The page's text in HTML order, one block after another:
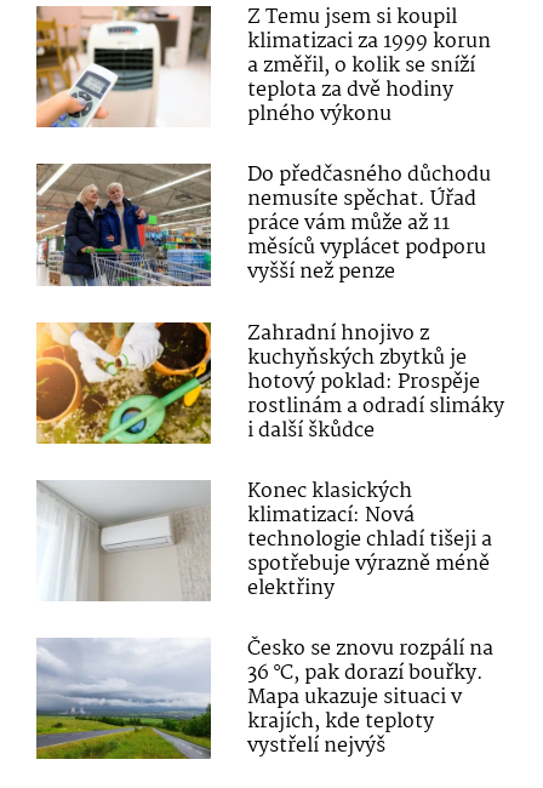
Z Temu jsem si koupil
klimatizaci za 1999 korun
a změřil, o kolik se sníží
teplota za dvě hodiny
plného výkonu
Do předčasného důchodu
nemusíte spěchat. Úřad
práce vám může až 11
měsíců vyplácet podporu
vyšší než penze
Zahradní hnojivo z
kuchyňských zbytků je
hotový poklad: Prospěje
rostlinám a odradí slimáky
i další škůdce
Konec klasických
klimatizací: Nová
technologie chladí tišeji a
spotřebuje výrazně méně
elektřiny
Česko se znovu rozpálí na
36 °C, pak dorazí bouřky.
Mapa ukazuje situaci v
krajích, kde teploty
vystřelí nejvýš